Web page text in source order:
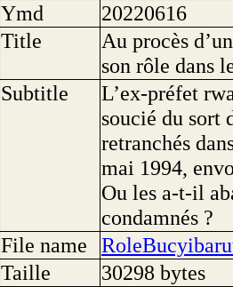
Ymd
20220616
Title
Au procès
son rôle dans
Subtitle
L’ex-préfet
soucié du sort
retranchés
mai 1994,
Ou les a-t-il
condamnés ?
File name
Taille
30298 bytes